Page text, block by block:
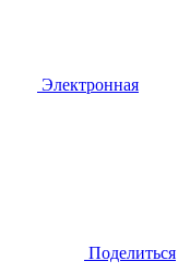
Электронная
Поделиться